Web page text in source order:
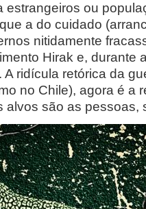
estrangeiros ou
a do cuidado
nitidamente
Hirak e, durante
ridícula retórica da
no Chile), agora é a
alvos são as pessoas,